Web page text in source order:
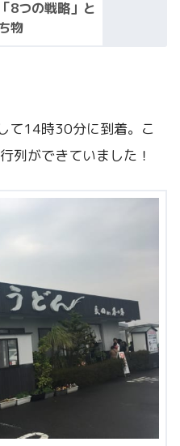
8つの戦略」と
物
て14時30分に到着。こ
列ができていました！